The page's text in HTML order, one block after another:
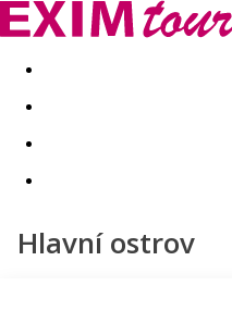
Akční nabídky Last minute
Hlavní ostrov